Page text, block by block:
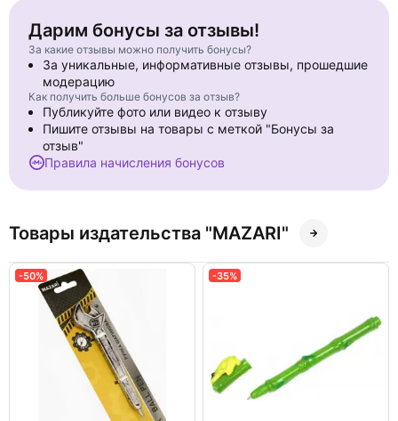
Дарим бонусы за отзывы!
За какие отзывы можно получить бонусы?
За уникальные, информативные отзывы, прошедшие
модерацию
Как получить больше бонусов за отзыв?
Публикуйте фото или видео к отзыву
Пишите отзывы на товары с меткой "Бонусы за
отзыв"
Правила начисления бонусов
Товары издательства "MAZARI"
-50% -35%